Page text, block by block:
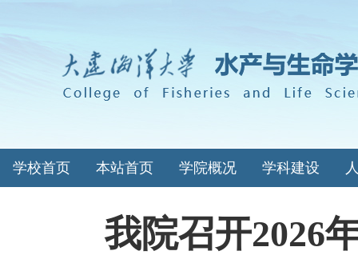
学校首页 本站首页 学院概况 学科建设
我院召开2026